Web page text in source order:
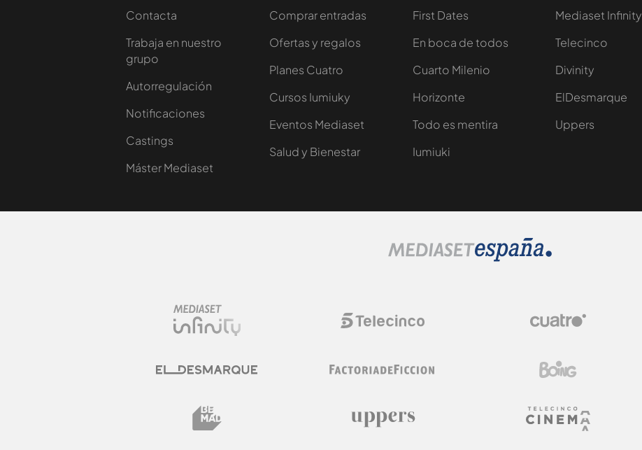
Contacta
Trabaja en nuestro
grupo
Autorregulación
Notificaciones
Castings
Máster Mediaset
Comprar entradas
Ofertas y regalos
Planes Cuatro
Cursos Iumiuky
Eventos Mediaset
Salud y Bienestar
First Dates
En boca de todos
Cuarto Milenio
Horizonte
Todo es mentira
Iumiuki
Mediaset Infinity
Telecinco
Divinity
ElDesmarque
Uppers